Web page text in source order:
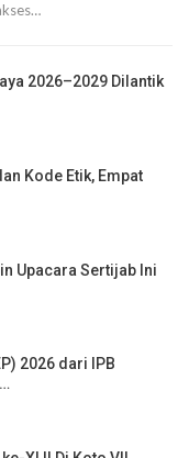
2026–2029 Dilantik
Kode Etik, Empat
Upacara Sertijab Ini
2026 dari IPB